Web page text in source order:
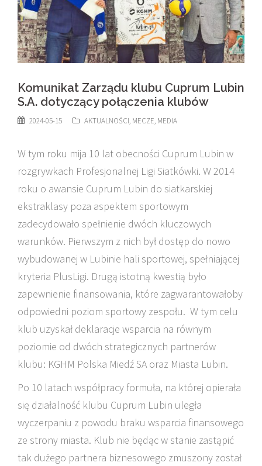
Komunikat Zarządu klubu Cuprum Lubin
S.A. dotyczący połączenia klubów
2024-05-15 AKTUALNOŚCI, MECZE, MEDIA
W tym roku mija 10 lat obecności Cuprum Lubin w
rozgrywkach Profesjonalnej Ligi Siatkówki. W 2014
roku o awansie Cuprum Lubin do siatkarskiej
ekstraklasy poza aspektem sportowym
zadecydowało spełnienie dwóch kluczowych
warunków. Pierwszym z nich był dostęp do nowo
wybudowanej w Lubinie hali sportowej, spełniającej
kryteria PlusLigi. Drugą istotną kwestią było
zapewnienie finansowania, które zagwarantowałoby
odpowiedni poziom sportowy zespołu. W tym celu
klub uzyskał deklaracje wsparcia na równym
poziomie od dwóch strategicznych partnerów
klubu: KGHM Polska Miedź SA oraz Miasta Lubin.
Po 10 latach współpracy formuła, na której opierała
się działalność klubu Cuprum Lubin uległa
wyczerpaniu z powodu braku wsparcia finansowego
ze strony miasta. Klub nie będąc w stanie zastąpić
tak dużego partnera biznesowego zmuszony został